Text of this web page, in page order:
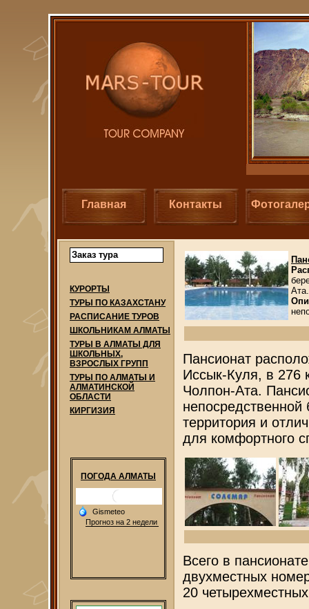
Главная Контакты
Заказ тура
КУРОРТЫ
ТУРЫ ПО КАЗАХСТАНУ
РАСПИСАНИЕ ТУРОВ
ШКОЛЬНИКАМ АЛМАТЫ
ТУРЫ В АЛМАТЫ ДЛЯ
ШКОЛЬНЫХ,
ВЗРОСЛЫХ ГРУПП
ТУРЫ ПО АЛМАТЫ И
АЛМАТИНСКОЙ
ОБЛАСТИ
КИРГИЗИЯ
ПОГОДА АЛМАТЫ
Ата.
Пансионат
Иссык-Куля, в 276
Чолпон-Ата.
непосредственной
территория и
для комфортного
Всего в
двухместных
20